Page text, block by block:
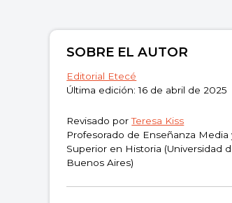
esclavista
Clases sociales en el modo de
Fin del modo de producción
SOBRE EL AUTOR
Editorial Etecé
Última edición: 16 de abril de 2025
Revisado porTeresa Kiss
Profesorado de Enseñanza Media
Superior en Historia (Universidad
Buenos Aires)